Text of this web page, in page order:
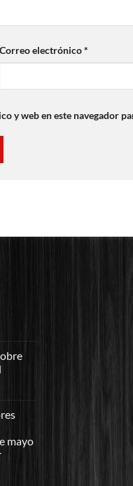
Correo electrónico*
y web en este navegador
mayo